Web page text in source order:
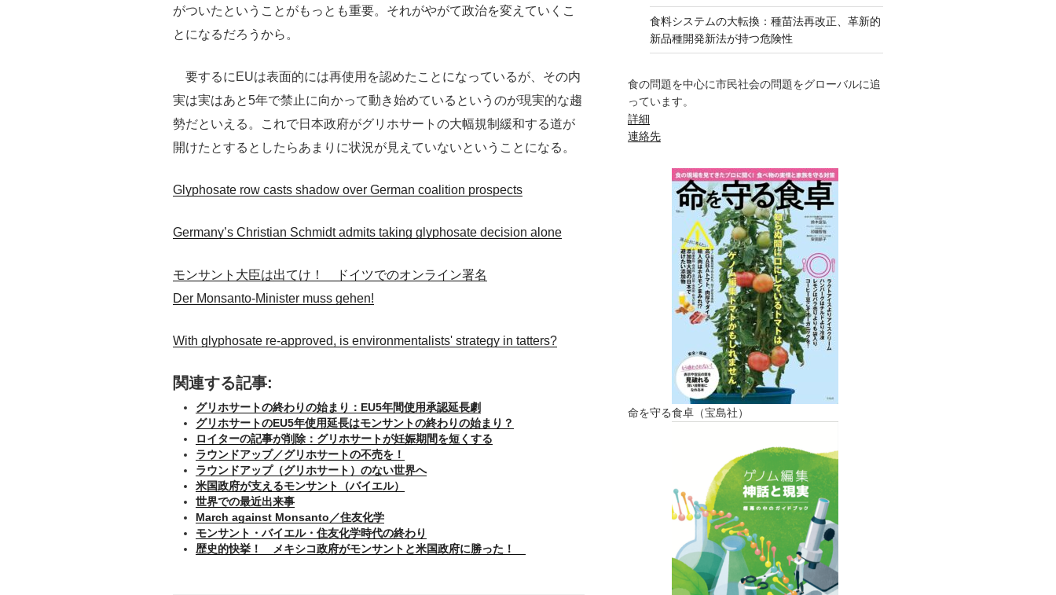
がついたということがもっとも重要。それがやがて政治を変えていくこ
とになるだろうから。
要するにEUは表面的には再使用を認めたことになっているが、その内
実は実はあと5年で禁止に向かって動き始めているというのが現実的な趨
勢だといえる。これで日本政府がグリホサートの大幅規制緩和する道が
開けたとするとしたらあまりに状況が見えていないということになる。
Glyphosate row casts shadow over German coalition prospects
Germany’s Christian Schmidt admits taking glyphosate decision alone
モンサント大臣は出てけ！ ドイツでのオンライン署名
Der Monsanto-Minister muss gehen!
With glyphosate re-approved, is environmentalists' strategy in tatters?
関連する記事:
グリホサートの終わりの始まり：EU5年間使用承認延長劇
グリホサートのEU5年使用延長はモンサントの終わりの始まり？
ロイターの記事が削除：グリホサートが妊娠期間を短くする
ラウンドアップ／グリホサートの不売を！
ラウンドアップ（グリホサート）のない世界へ
米国政府が支えるモンサント（バイエル）
世界での最近出来事
March against Monsanto／住友化学
モンサント・バイエル・住友化学時代の終わり
歴史的快挙！ メキシコ政府がモンサントと米国政府に勝った！
食料システムの大転換：種苗法再改正、革新的
新品種開発新法が持つ危険性
食の問題を中心に市民社会の問題をグローバルに追
っています。
詳細
連絡先
命を守る食卓（宝島社）